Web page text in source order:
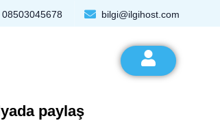
08503045678 bilgi@ilgihost.com
paylaş